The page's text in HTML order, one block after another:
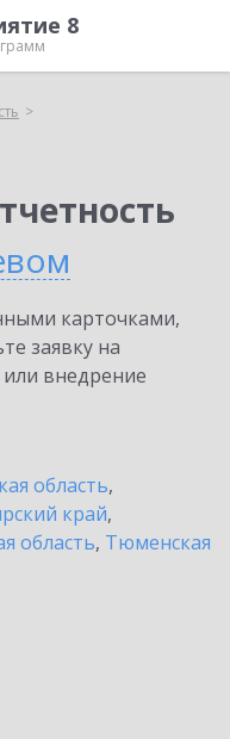
8
карточками,
заявку на
внедрение
область,
край,
область, Тюменская